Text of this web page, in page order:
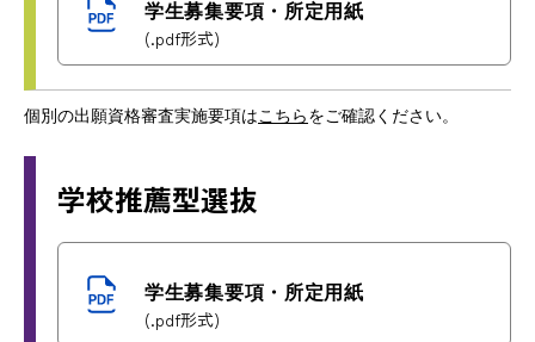
学生募集要項・所定用紙
(.pdf形式)
個別の出願資格審査実施要項はこちらをご確認ください。
学校推薦型選抜
学生募集要項・所定用紙
(.pdf形式)